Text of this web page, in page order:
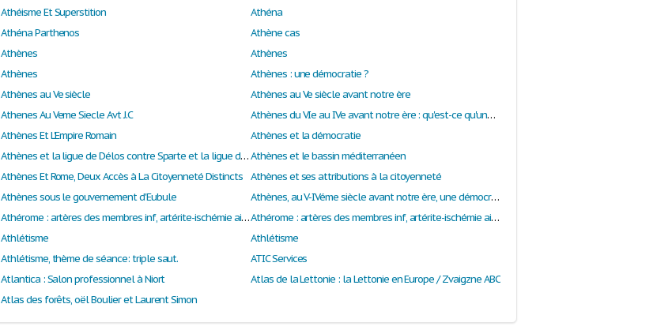
Athéisme Et Superstition
Athéna
Athéna Parthenos
Athène cas
Athènes
Athènes
Athènes
Athènes : une démocratie ?
Athènes au Ve siècle
Athènes au Ve siècle avant notre ère
Athenes Au Veme Siecle Avt J.C
Athènes du VIe au IVe avant notre ère : qu'est-ce qu'une cité grecque ?
Athènes Et L'Empire Romain
Athènes et la démocratie
Athènes et la ligue de Délos contre Sparte et la ligue du PéloponnèseAthènes et le bassin méditerranéen
Athènes Et Rome, Deux Accès à La Citoyenneté Distincts Athènes et ses attributions à la citoyenneté
Athènes sous le gouvernement d'Eubule
Athènes, au V-IVéme siècle avant notre ère, une démocratie ?
Athérome : artères des membres inf, artérite-ischémie aigue
Athérome : artères des membres inf, artérite-ischémie aigue
Athlétisme
Athlétisme
Athlétisme, thème de séance: triple saut.
ATIC Services
Atlantica : Salon professionnel à Niort
Atlas de la Lettonie : la Lettonie en Europe / Zvaigzne ABC
Atlas des forêts, oël Boulier et Laurent Simon